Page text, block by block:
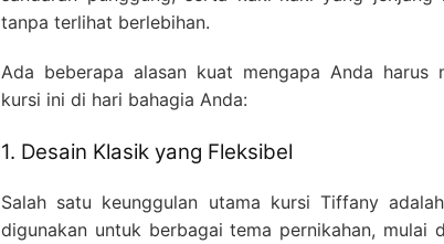
tanpa terlihat berlebihan.
Ada beberapa alasan kuat mengapa Anda harus
kursi ini di hari bahagia Anda:
1. Desain Klasik yang Fleksibel
Salah satu keunggulan utama kursi Tiffany
digunakan untuk berbagai tema pernikahan, mulai